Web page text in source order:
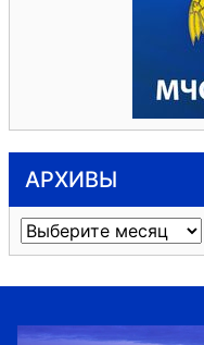
АРХИВЫ
Архивы